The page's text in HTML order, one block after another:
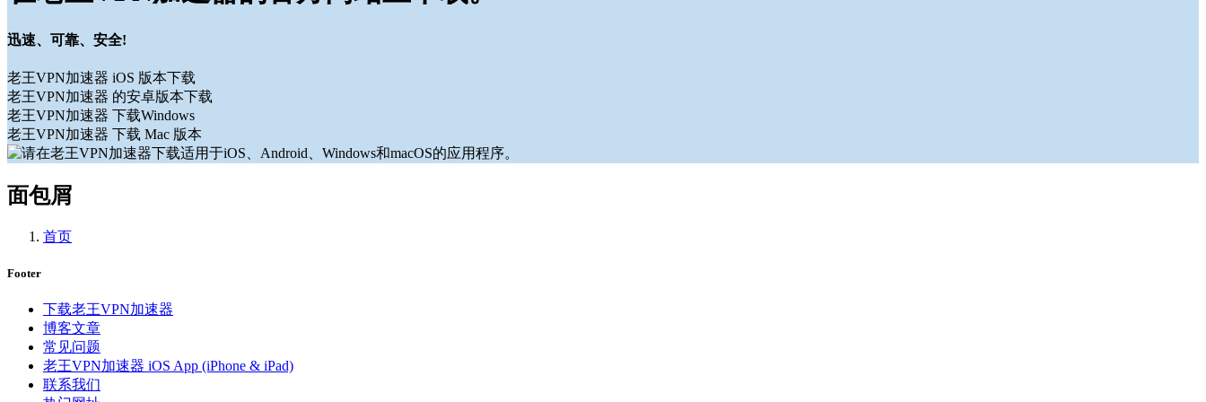
迅速、可靠、安全!
老王VPN加速器 iOS 版本下载
老王VPN加速器 的安卓版本下载
老王VPN加速器 下载Windows
老王VPN加速器 下载 Mac 版本
面包屑
首页
Footer
下载老王VPN加速器
博客文章
常见问题
老王VPN加速器 iOS App (iPhone & iPad)
联系我们